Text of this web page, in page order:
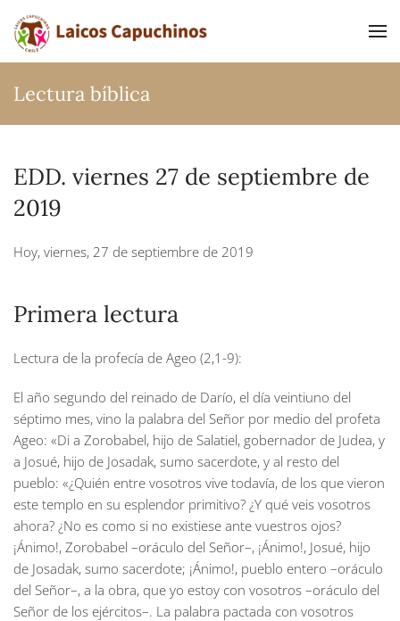
Ir al contenido principal
Lectura bíblica
EDD. viernes 27 de septiembre de
2019
Hoy, viernes, 27 de septiembre de 2019
Primera lectura
Lectura de la profecía de Ageo (2,1-9):
El año segundo del reinado de Darío, el día veintiuno del
séptimo mes, vino la palabra del Señor por medio del profeta
Ageo: «Di a Zorobabel, hijo de Salatiel, gobernador de Judea, y
a Josué, hijo de Josadak, sumo sacerdote, y al resto del
pueblo: «¿Quién entre vosotros vive todavía, de los que vieron
este templo en su esplendor primitivo? ¿Y qué veis vosotros
ahora? ¿No es como si no existiese ante vuestros ojos?
¡Ánimo!, Zorobabel –oráculo del Señor–, ¡Ánimo!, Josué, hijo
de Josadak, sumo sacerdote; ¡Ánimo!, pueblo entero –oráculo
del Señor–, a la obra, que yo estoy con vosotros –oráculo del
Señor de los ejércitos–. La palabra pactada con vosotros